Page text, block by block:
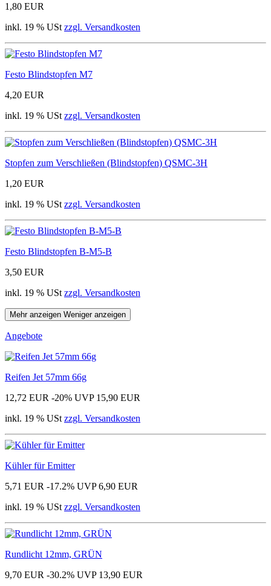
1,80 EUR
inkl. 19 % USt zzgl. Versandkosten
Festo Blindstopfen M7
4,20 EUR
inkl. 19 % USt zzgl. Versandkosten
Stopfen zum Verschließen (Blindstopfen) QSMC-3H
1,20 EUR
inkl. 19 % USt zzgl. Versandkosten
Festo Blindstopfen B-M5-B
3,50 EUR
inkl. 19 % USt zzgl. Versandkosten
Mehr anzeigen Weniger anzeigen
Angebote
Reifen Jet 57mm 66g
12,72 EUR -20% UVP 15,90 EUR
inkl. 19 % USt zzgl. Versandkosten
Kühler für Emitter
5,71 EUR -17.2% UVP 6,90 EUR
inkl. 19 % USt zzgl. Versandkosten
Rundlicht 12mm, GRÜN
9,70 EUR -30.2% UVP 13,90 EUR